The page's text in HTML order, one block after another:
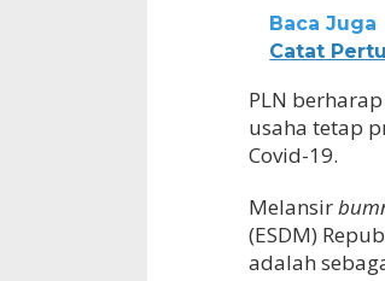
Baca Juga
Catat
PLN
usaha tetap
Covid-19.
Melansir
(ESDM)
adalah